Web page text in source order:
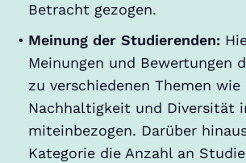
Betracht gezogen.
Meinung der Studierenden:
Meinungen und Bewertungen
zu verschiedenen Themen
Nachhaltigkeit und Diversität
miteinbezogen. Darüber
Kategorie die Anzahl an